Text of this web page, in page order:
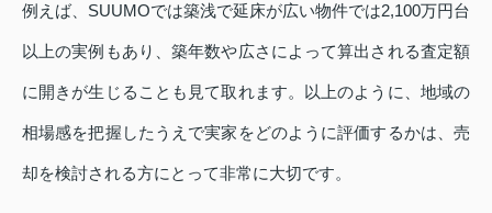
例えば、SUUMOでは築浅で延床が広い物件では2,100万円台
以上の実例もあり、築年数や広さによって算出される査定額
に開きが生じることも見て取れます。以上のように、地域の
相場感を把握したうえで実家をどのように評価するかは、売
却を検討される方にとって非常に大切です。